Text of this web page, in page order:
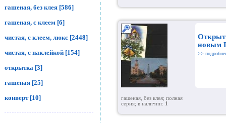
гашеная, без клея [586]
гашеная, с клеем [6]
чистая, с клеем, люкс [2448]
чистая, с наклейкой [154]
открытка [3]
гашеная [25]
конверт [10]
новым
>>
гашеная, без клея; полная
серия; в наличии: 1